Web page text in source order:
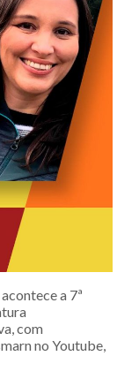
a 7ª
com
no Youtube,